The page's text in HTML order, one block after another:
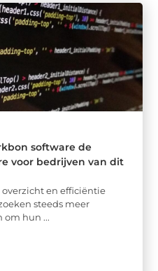
software de
voor bedrijven van dit
en efficiëntie
steeds meer
om hun ...